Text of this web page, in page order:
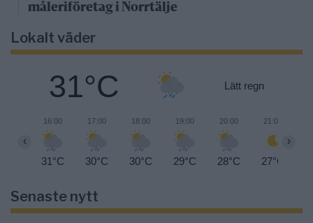
måleriföretag i Norrtälje
Lokalt väder
31°C Lätt regn
16:00
31°C
17:00
30°C
18:00
30°C
19:00
29°C
20:00
28°C
21:00
27°C
‹ ›
Senaste nytt